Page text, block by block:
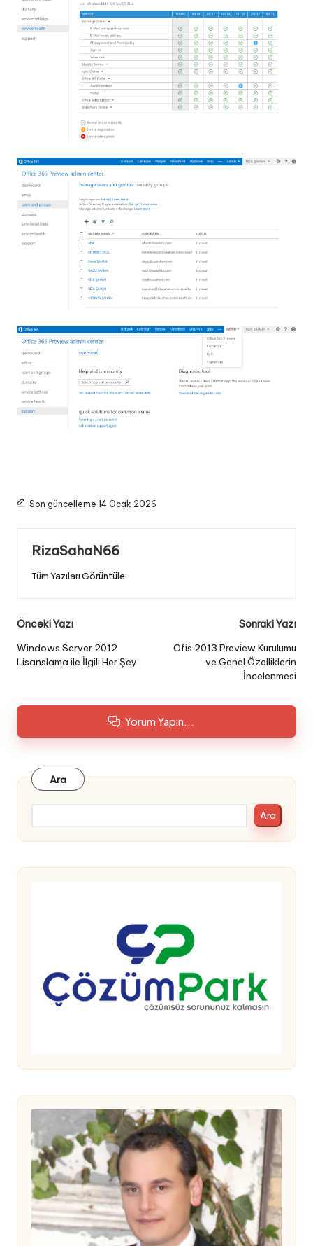
Son güncelleme 14 Ocak 2026
RizaSahaN66
Tüm Yazıları Görüntüle
Post
navigation
Önceki Yazı
Windows Server 2012
Lisanslama ile İlgili Her Şey
Sonraki Yazı
Ofis 2013 Preview Kurulumu
ve Genel Özelliklerin
İncelenmesi
Yorum Yapın...
Ara
Ara